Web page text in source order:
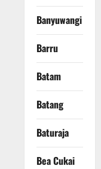
Banyuwangi
Barru
Batam
Batang
Baturaja
Bea Cukai